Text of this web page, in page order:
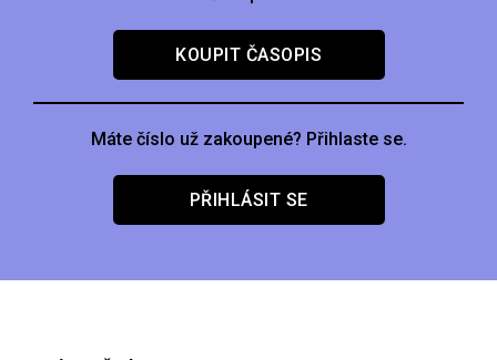
KOUPIT ČASOPIS
Máte číslo už zakoupené? Přihlaste se.
PŘIHLÁSIT SE